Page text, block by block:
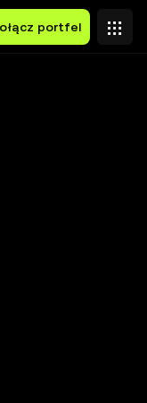
portfel